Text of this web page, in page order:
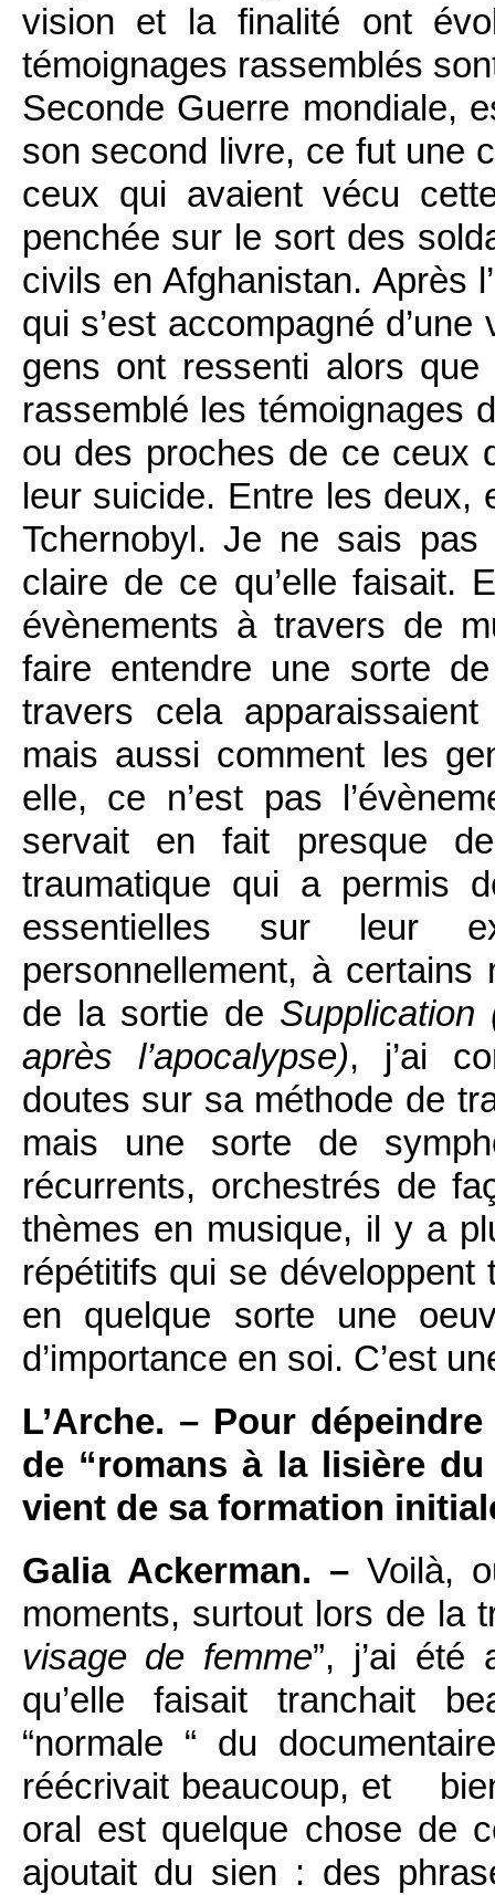
vision et la finalité ont
témoignages rassemblés
Seconde Guerre mondiale,
son second livre, ce fut une
ceux qui avaient vécu
penchée sur le sort des
civils en Afghanistan. Après
qui s’est accompagné
gens ont ressenti alors
rassemblé les témoignages
ou des proches de ce ceux
leur suicide. Entre les deux,
Tchernobyl. Je ne sais
claire de ce qu’elle faisait.
évènements à travers de
faire entendre une sorte
travers cela
mais aussi comment les
elle, ce n’est pas
servait en fait presque de
traumatique qui a permis
essentielles sur leur
personnellement, à
de la sortie de Supplication
après l’apocalypse), j’ai
doutes sur sa méthode de
mais une sorte de
récurrents, orchestrés de
thèmes en musique, il y a
répétitifs qui se développent
en quelque sorte une
d’importance en soi. C’est
L’Arche. – Pour
de “romans à la lisière
vient de sa formation
Galia Ackerman. –Voilà,
moments, surtout lors de la
visage de femme”, j’ai été
qu’elle faisait tranchait
“normale “ du
réécrivait beaucoup, et
oral est quelque chose de
ajoutait du sien : des